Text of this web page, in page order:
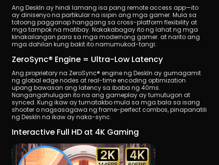
Ang DeskIn ay hindi lamang isa pang remote access app—ito
ay dinisenyo na partikular na isipin ang mga gamer. Mula sa
totoong pagganap hanggang sa cross-platform flexibility at
mga tampok na matibay. Nakakabagay ito ng lahat ng mga
kinakailangan para sa mga modernong gamer. at narito ang
mga dahilan kung bakit ito namumukod-tangi:
ZeroSync® Engine = Ultra-Low Latency
Ang proprietary na ZeroSync® engine ng DeskIn ay gumagamit
ng global edge nodes at real-time encoding optimization
upang bawasan ang latency sa ibaba ng 40ms.
Nangangahulugan ito na ang gameplay ay tumutugon at
synced. Kung ikaw ay tumatakbo mula sa mga bala sa isang
shooter o nagsasagawa ng frame-perfect combos, pinapanatili
ng DeskIn na ikaw ay naka-sync.
Interactive Full HD at 4K Gaming